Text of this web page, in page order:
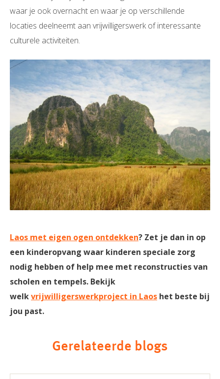
waar je ook overnacht en waar je op verschillende
locaties deelneemt aan vrijwilligerswerk of interessante
culturele activiteiten.
Laos met eigen ogen ontdekken? Zet je dan in op
een kinderopvang waar kinderen speciale zorg
nodig hebben of help mee met reconstructies van
scholen en tempels. Bekijk
welkvrijwilligerswerkproject in Laos het beste bij
jou past.
Gerelateerde blogs